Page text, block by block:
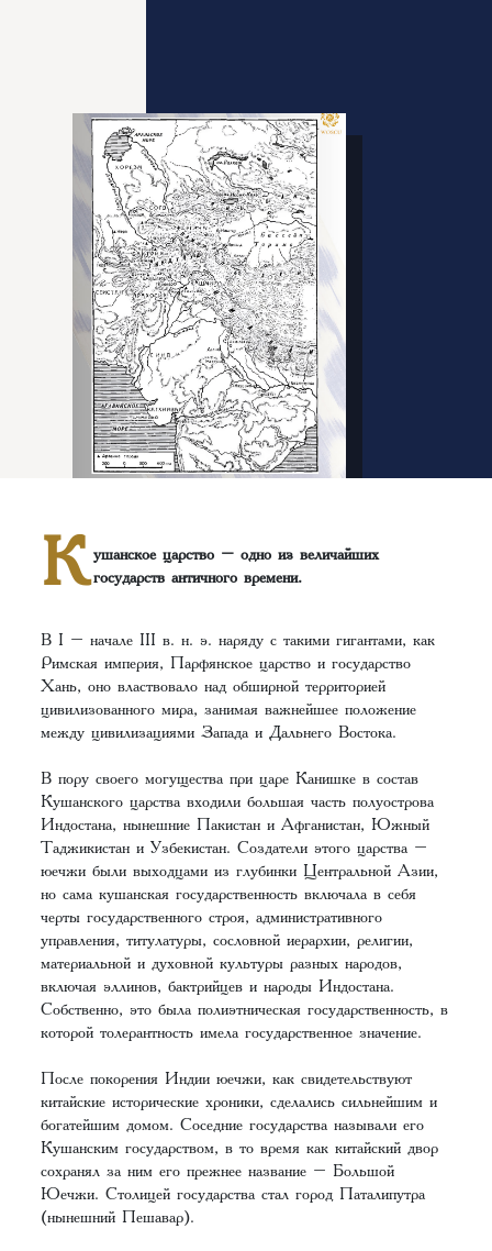
К ушанское царство – одно из величайших
государств античного времени.
В I – начале III в. н. э. наряду с такими гигантами, как
Римская империя, Парфянское царство и государство
Хань, оно властвовало над обширной территорией
цивилизованного мира, занимая важнейшее положение
между цивилизациями Запада и Дальнего Востока.
В пору своего могущества при царе Канишке в состав
Кушанского царства входили большая часть полуострова
Индостана, нынешние Пакистан и Афганистан, Южный
Таджикистан и Узбекистан. Создатели этого царства –
юечжи были выходцами из глубинки Центральной Азии,
но сама кушанская государственность включала в себя
черты государственного строя, административного
управления, титулатуры, сословной иерархии, религии,
материальной и духовной культуры разных народов,
включая эллинов, бактрийцев и народы Индостана.
Собственно, это была полиэтническая государственность, в
которой толерантность имела государственное значение.
После покорения Индии юечжи, как свидетельствуют
китайские исторические хроники, сделались сильнейшим и
богатейшим домом. Соседние государства называли его
Кушанским государством, в то время как китайский двор
сохранял за ним его прежнее название – Большой
Юечжи. Столицей государства стал город Паталипутра
(нынешний Пешавар).